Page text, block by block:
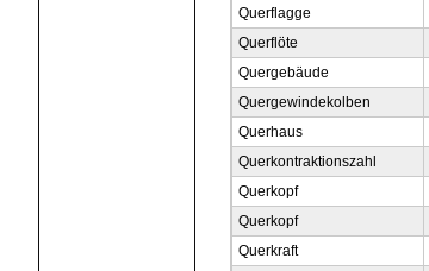
Querflagge
Querflöte
Quergebäude
Quergewindekolben
Querhaus
Querkontraktionszahl
Querkopf
Querkopf
Querkraft